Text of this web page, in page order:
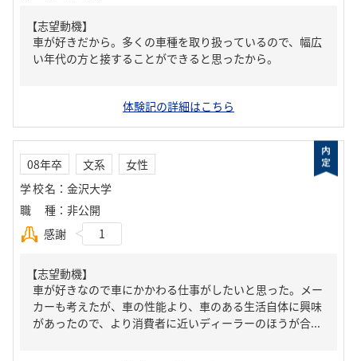
【志望動機】
車が好きだから。多くの車種を取り扱っているので、幅広
い年代の方と接することができると思ったから。
体験記の詳細はこちら
08年卒 文系
女性
学校名 ： 金沢大学
職種 ： 非公開
感謝
1
【志望動機】
車が好きなので車にかかわる仕事がしたいと思った。メー
カーも考えたが、車の性能より、車のある生活自体に興味
があったので、より消費者に近いディーラーのほうが合...